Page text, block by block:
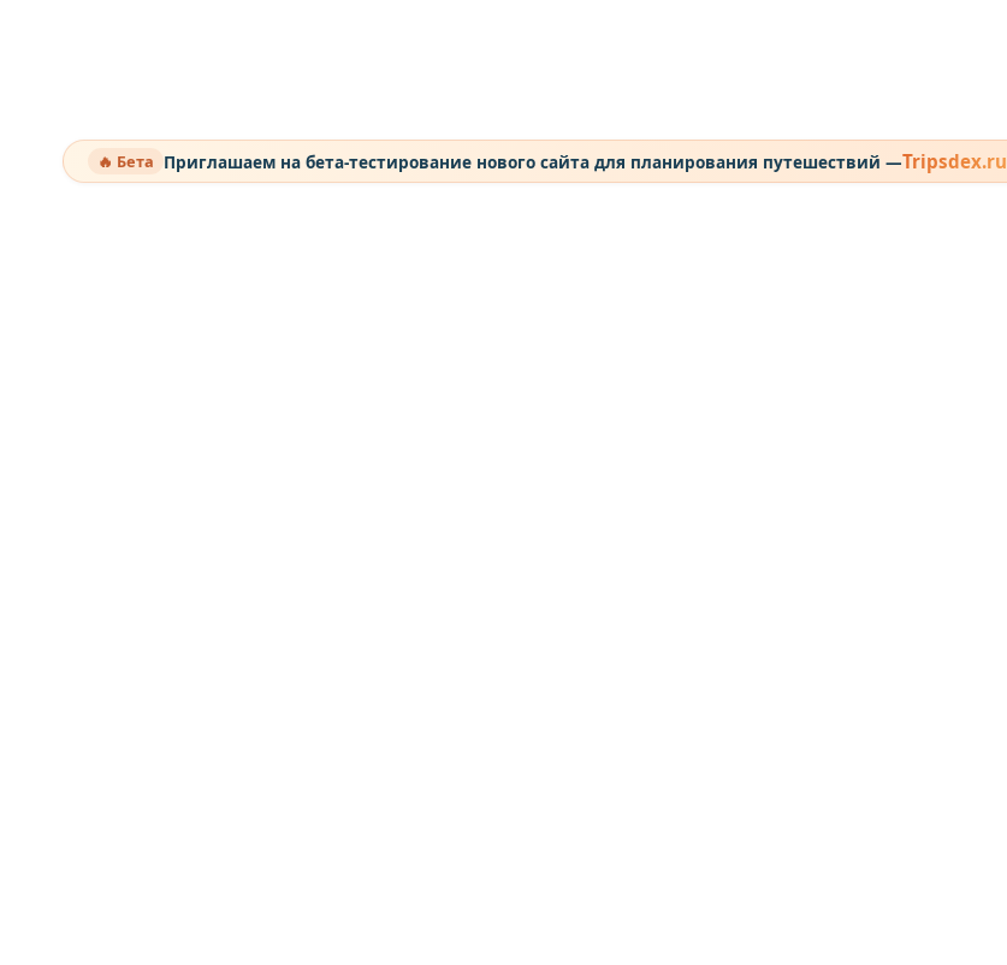
🔥 Бета Приглашаем на бета-тестирование нового сайта для планирования путешествий —Tripsdex.ru